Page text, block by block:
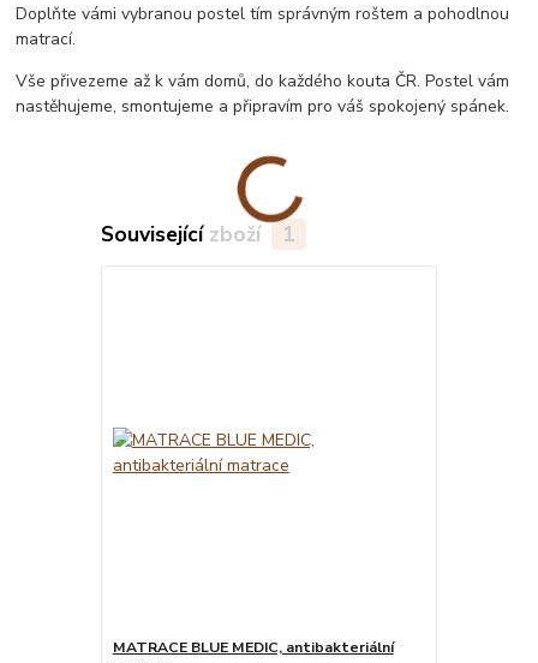
Doplňte vámi vybranou postel tím správným roštem a pohodlnou
matrací.
Vše přivezeme až k vám domů, do každého kouta ČR. Postel vám
nastěhujeme, smontujeme a připravím pro váš spokojený spánek.
Související zboží 1
MATRACE BLUE MEDIC, antibakteriální